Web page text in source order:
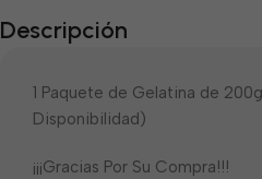
Descripción
1 Paquete de Gelatina de
Disponibilidad)
¡¡¡Gracias Por Su Compra!!!